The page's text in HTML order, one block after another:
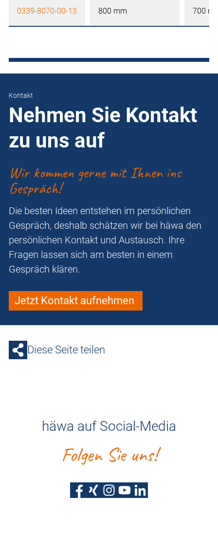
0339-8070-00-13 800 mm 700
Kontakt
Nehmen Sie Kontakt
zu uns auf
Wir kommen gerne mit Ihnen ins
Gespräch!
Die besten Ideen entstehen im persönlichen
Gespräch, deshalb schätzen wir bei häwa den
persönlichen Kontakt und Austausch. Ihre
Fragen lassen sich am besten in einem
Gespräch klären.
Jetzt Kontakt aufnehmen
Diese Seite teilen
häwa auf Social-Media
Folgen Sie uns!